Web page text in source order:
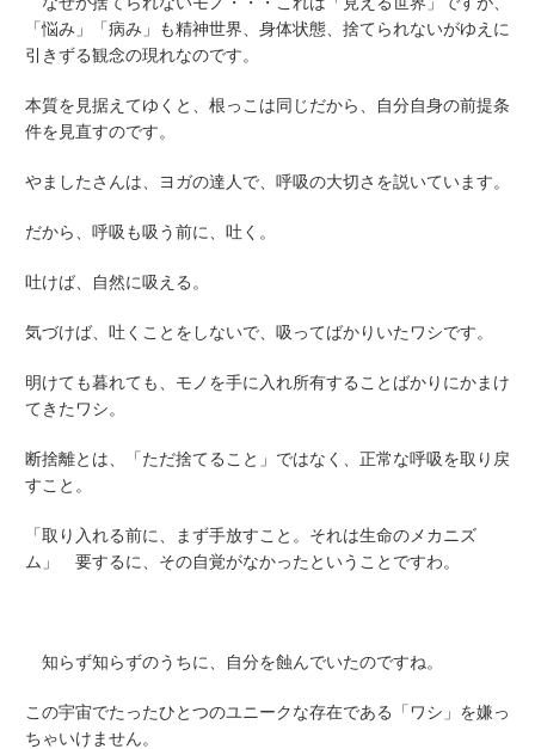
「悩み」「病み」も精神世界、身体状態、捨てられないがゆえに
引きずる観念の現れなのです。
本質を見据えてゆくと、根っこは同じだから、自分自身の前提条
件を見直すのです。
やましたさんは、ヨガの達人で、呼吸の大切さを説いています。
だから、呼吸も吸う前に、吐く。
吐けば、自然に吸える。
気づけば、吐くことをしないで、吸ってばかりいたワシです。
明けても暮れても、モノを手に入れ所有することばかりにかまけ
てきたワシ。
断捨離とは、「ただ捨てること」ではなく、正常な呼吸を取り戻
すこと。
「取り入れる前に、まず手放すこと。それは生命のメカニズ
ム」 要するに、その自覚がなかったということですわ。
知らず知らずのうちに、自分を蝕んでいたのですね。
この宇宙でたったひとつのユニークな存在である「ワシ」を嫌っ
ちゃいけません。